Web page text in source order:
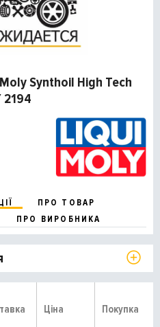
Synthoil High Tech
2194
ПРО ТОВАР
ПРО ВИРОБНИКА
Ціна Покупка